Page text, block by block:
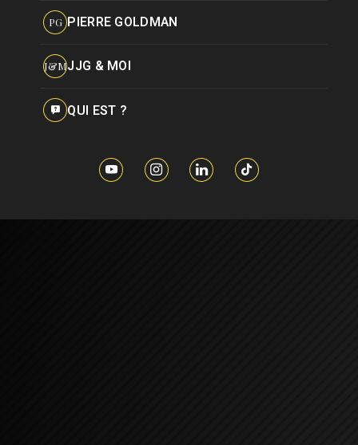
PG PIERRE GOLDMAN
J&MJJG & MOI
QUI EST ?